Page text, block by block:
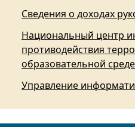
Сведения о доходах
Национальный центр
противодействия
образовательной
Управление